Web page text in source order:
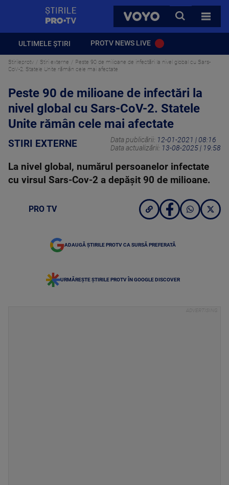
VOYO
CAUTA
TOATE
ULTIMELE ȘTIRI PROTV NEWS LIVE
Stirileprotv Stiri externe
Peste 90 de milioane de infectări la nivel global cu Sars-
CoV-2. Statele Unite rămân cele mai afectate
Peste 90 de milioane de infectări la
nivel global cu Sars-CoV-2. Statele
Unite rămân cele mai afectate
STIRI EXTERNE Data publicării: 12-01-2021 | 08:16
Data actualizării: 13-08-2025 | 19:58
La nivel global, numărul persoanelor infectate
cu virsul Sars-Cov-2 a depăşit 90 de milioane.
PRO TV
ADAUGĂ ȘTIRILE PROTV CA SURSĂ PREFERATĂ
URMĂREȘTE ȘTIRILE PROTV ÎN GOOGLE DISCOVER